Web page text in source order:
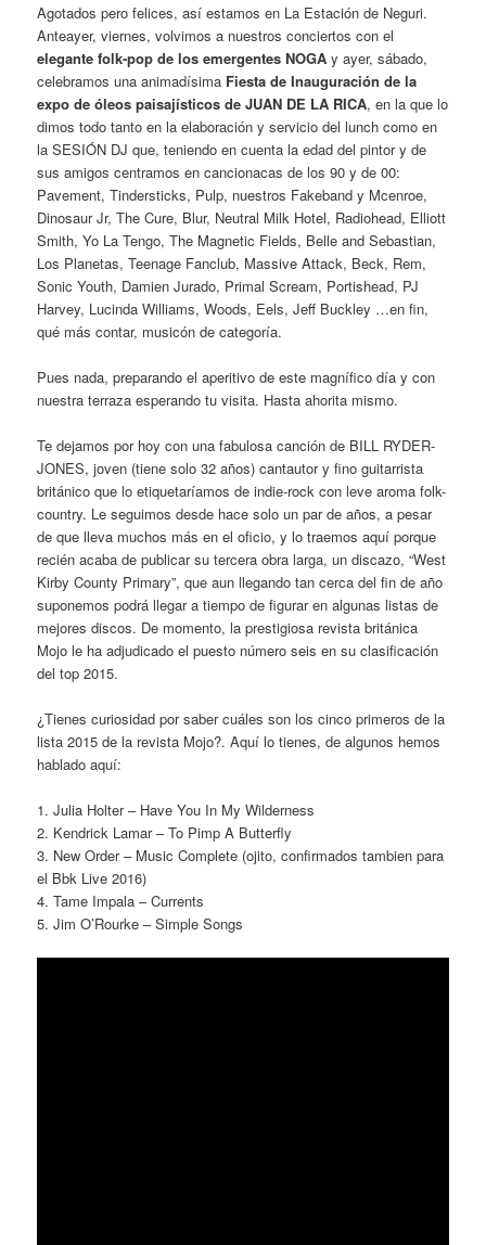
Agotados pero felices, así estamos en La Estación de Neguri.
Anteayer, viernes, volvimos a nuestros conciertos con el
elegante folk-pop de los emergentes NOGA y ayer, sábado,
celebramos una animadísima Fiesta de Inauguración de la
expo de óleos paisajísticos de JUAN DE LA RICA, en la que lo
dimos todo tanto en la elaboración y servicio del lunch como en
la SESIÓN DJ que, teniendo en cuenta la edad del pintor y de
sus amigos centramos en cancionacas de los 90 y de 00:
Pavement, Tindersticks, Pulp, nuestros Fakeband y Mcenroe,
Dinosaur Jr, The Cure, Blur, Neutral Milk Hotel, Radiohead, Elliott
Smith, Yo La Tengo, The Magnetic Fields, Belle and Sebastian,
Los Planetas, Teenage Fanclub, Massive Attack, Beck, Rem,
Sonic Youth, Damien Jurado, Primal Scream, Portishead, PJ
Harvey, Lucinda Williams, Woods, Eels, Jeff Buckley …en fin,
qué más contar, musicón de categoría.
Pues nada, preparando el aperitivo de este magnífico día y con
nuestra terraza esperando tu visita. Hasta ahorita mismo.
Te dejamos por hoy con una fabulosa canción de BILL RYDER-
JONES, joven (tiene solo 32 años) cantautor y fino guitarrista
británico que lo etiquetaríamos de indie-rock con leve aroma folk-
country. Le seguimos desde hace solo un par de años, a pesar
de que lleva muchos más en el oficio, y lo traemos aquí porque
recién acaba de publicar su tercera obra larga, un discazo, “West
Kirby County Primary”, que aun llegando tan cerca del fin de año
suponemos podrá llegar a tiempo de figurar en algunas listas de
mejores discos. De momento, la prestigiosa revista británica
Mojo le ha adjudicado el puesto número seis en su clasificación
del top 2015.
¿Tienes curiosidad por saber cuáles son los cinco primeros de la
lista 2015 de la revista Mojo?. Aquí lo tienes, de algunos hemos
hablado aquí:
1. Julia Holter – Have You In My Wilderness
2. Kendrick Lamar – To Pimp A Butterfly
3. New Order – Music Complete (ojito, confirmados tambien para
el Bbk Live 2016)
4. Tame Impala – Currents
5. Jim O’Rourke – Simple Songs